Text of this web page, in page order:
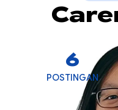
6
POSTINGAN